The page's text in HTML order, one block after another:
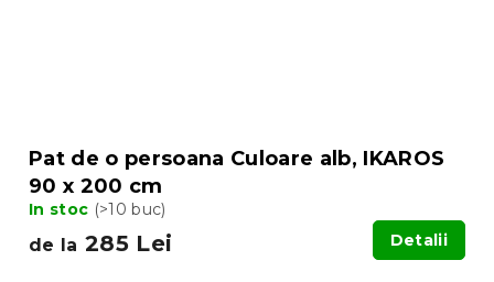
Pat de o persoana Culoare alb, IKAROS
90 x 200 cm
In stoc (>10 buc)
de la 285 Lei Detalii